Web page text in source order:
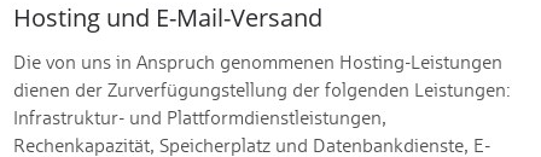
Hosting und E-Mail-Versand
Die von uns in Anspruch genommenen Hosting-Leistungen
dienen der Zurverfügungstellung der folgenden Leistungen:
Infrastruktur- und Plattformdienstleistungen,
Rechenkapazität, Speicherplatz und Datenbankdienste, E-